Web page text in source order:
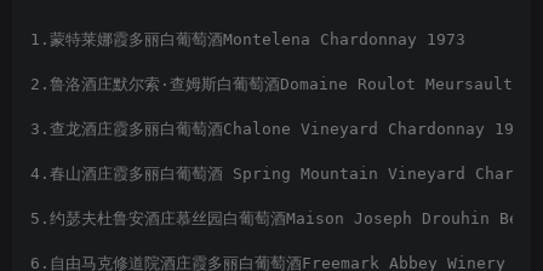
1.蒙特莱娜霞多丽白葡萄酒Montelena Chardonnay 1973
2.鲁洛酒庄默尔索·查姆斯白葡萄酒Domaine Roulot Meursault
3.查龙酒庄霞多丽白葡萄酒Chalone Vineyard Chardonnay 1974
4.春山酒庄霞多丽白葡萄酒 Spring Mountain Vineyard
5.约瑟夫杜鲁安酒庄慕丝园白葡萄酒Maison Joseph Drouhin
6.自由马克修道院酒庄霞多丽白葡萄酒Freemark Abbey Winery